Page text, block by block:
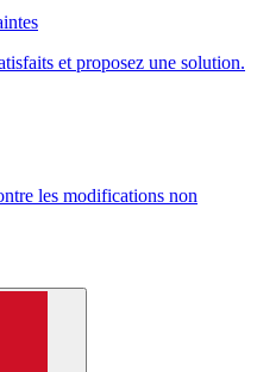
et proposez une solution.
les modifications non